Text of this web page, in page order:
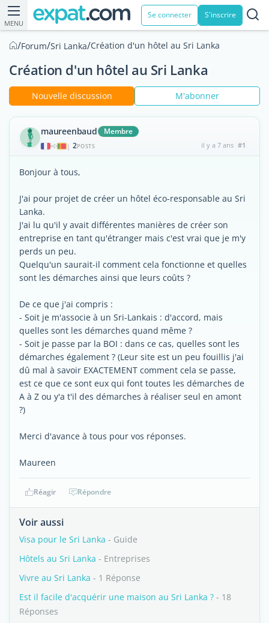
MENU
Se connecter S'inscrire
/Forum/Sri Lanka/Création d'un hôtel au Sri Lanka
Création d'un hôtel au Sri Lanka
Nouvelle discussion M'abonner
maureenbaud Membre
| 2POSTS il y a 7 ans #1
Bonjour à tous,
J'ai pour projet de créer un hôtel éco-responsable au Sri
Lanka.
J'ai lu qu'il y avait différentes manières de créer son
entreprise en tant qu'étranger mais c'est vrai que je m'y
perds un peu.
Quelqu'un saurait-il comment cela fonctionne et quelles
sont les démarches ainsi que leurs coûts ?
De ce que j'ai compris :
- Soit je m'associe à un Sri-Lankais : d'accord, mais
quelles sont les démarches quand même ?
- Soit je passe par la BOI : dans ce cas, quelles sont les
démarches également ? (Leur site est un peu fouillis j'ai
dû mal à savoir EXACTEMENT comment cela se passe,
est ce que ce sont eux qui font toutes les démarches de
A à Z ou y'a t'il des démarches à réaliser seul en amont
?)
Merci d'avance à tous pour vos réponses.
Maureen
Réagir Répondre
Voir aussi
Visa pour le Sri Lanka - Guide
Hôtels au Sri Lanka - Entreprises
Vivre au Sri Lanka - 1 Réponse
Est il facile d'acquérir une maison au Sri Lanka ? - 18
Réponses